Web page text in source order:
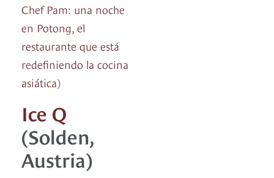
Chef Pam: una noche
en Potong, el
restaurante que está
redefiniendo la cocina
asiática)
Ice Q
(Solden,
Austria)